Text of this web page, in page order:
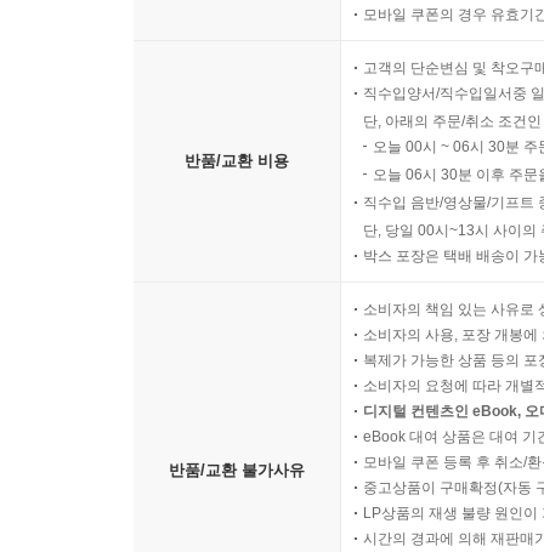
모바일 쿠폰의 경우 유효기
반품/교환 비용
고객의 단순변심 및 착오구
직수입양서/직수입일서중
단, 아래의 주문/취소 조건
오늘 00시 ~ 06시 30분
오늘 06시 30분 이후 주
직수입 음반/영상물/기프트
단, 당일 00시~13시 사이의
박스 포장은 택배 배송이
반품/교환 불가사유
소비자의 책임 있는 사유로
소비자의 사용, 포장 개봉
복제가 가능한 상품 등의
소비자의 요청에 따라 개별
디지털 컨텐츠인 eBook,
eBook 대여 상품은 대여 기
모바일 쿠폰 등록 후 취소/
중고상품이 구매확정(자동
LP상품의 재생 불량 원인
시간의 경과에 의해 재판매